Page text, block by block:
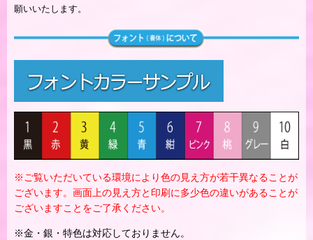
願いいたします。
※ご覧いただいている環境により色の見え方が若干異なることが
ございます。画面上の見え方と印刷に多少色の違いがあることが
ございますことをご了承ください。
※金・銀・特色は対応しておりません。